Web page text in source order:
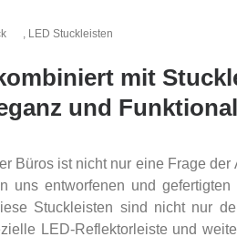
, LED Stuckleisten
mit
und
Büros ist nicht nur eine Frage
uns entworfenen und
Stuckleisten sind nicht nur
LED-Reflektorleiste und